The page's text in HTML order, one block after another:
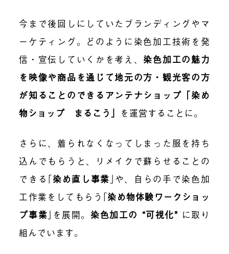
今まで後回しにしていたブランディングやマ
ーケティング。どのように染色加工技術を発
信・宣伝していくかを考え、 染色加工の魅力
を映像や商品を通じて地元の方・観光客の方
が知ることのできるアンテナショップ「染め
物ショップ まるこう」 を運営することに。
さらに、着られなくなってしまった服を持ち
込んでもらうと、リメイクで蘇らせることの
できる ｢染め直し事業 ｣ や、自らの手で染色加
工作業をしてもらう ｢染め物体験ワークショッ
プ事業 ｣ を展開。 染色加工の “可視化” に取り
組んでいます。